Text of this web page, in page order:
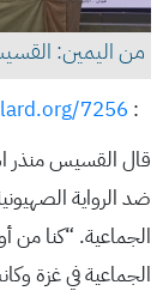
من اليمين:
:
7256
قال القسيس منذر
ضد الرواية
الجماعية. “كنا من
الجماعية في غزة